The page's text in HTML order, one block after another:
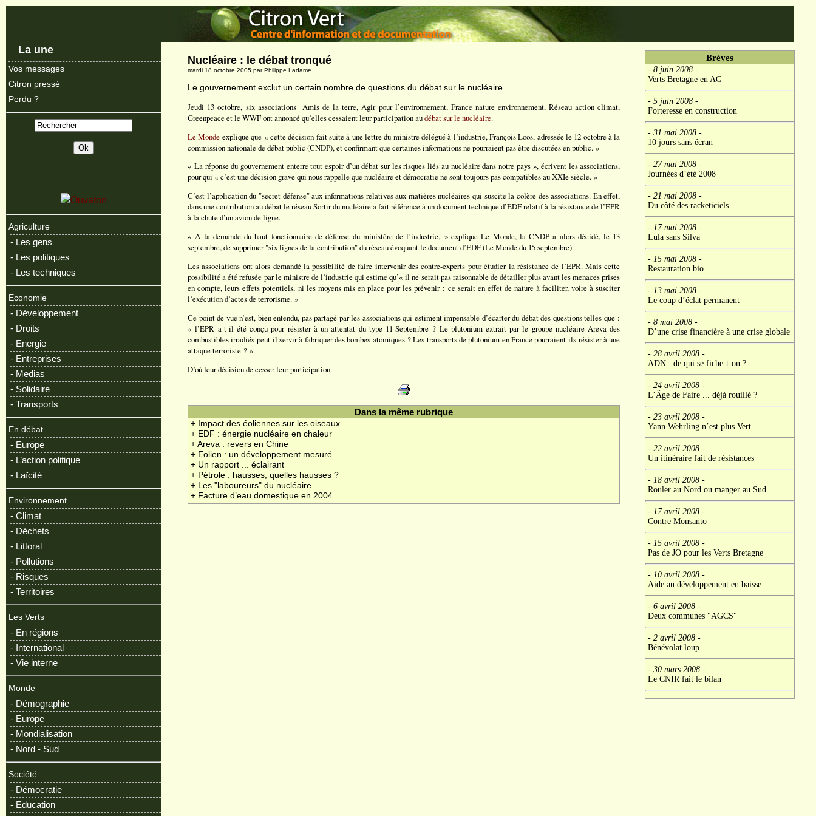
La une
Vos messages
Citron pressé
Perdu ?
Agriculture
- Les gens
- Les politiques
- Les techniques
Economie
- Développement
- Droits
- Energie
- Entreprises
- Medias
- Solidaire
- Transports
En débat
- Europe
- L’action politique
- Laïcité
Environnement
- Climat
- Déchets
- Littoral
- Pollutions
- Risques
- Territoires
Les Verts
- En régions
- International
- Vie interne
Monde
- Démographie
- Europe
- Mondialisation
- Nord - Sud
Société
- Démocratie
- Education
Nucléaire : le débat tronqué
mardi 18 octobre 2005.par Philippe Ladame
Le gouvernement exclut un certain nombre de questions du débat sur le nucléaire.
Jeudi 13 octobre, six associations ­ Amis de la terre, Agir pour l’environnement, France nature environnement, Réseau action climat,
Greenpeace et le WWF­ ont annoncé qu’elles cessaient leur participation audébat sur le nucléaire.
Le Monde explique que « cette décision fait suite à une lettre du ministre délégué à l’industrie, François Loos, adressée le 12 octobre à la
commission nationale de débat public (CNDP), et confirmant que certaines informations ne pourraient pas être discutées en public. »
« La réponse du gouvernement enterre tout espoir d’un débat sur les risques liés au nucléaire dans notre pays », écrivent les associations,
pour qui « c’est une décision grave qui nous rappelle que nucléaire et démocratie ne sont toujours pas compatibles au XXIe siècle. »
C’est l’application du "secret défense" aux informations relatives aux matières nucléaires qui suscite la colère des associations. En effet,
dans une contribution au débat le réseau Sortir du nucléaire a fait référence à un document technique d’EDF relatif à la résistance de l’EPR
à la chute d’un avion de ligne.
« A la demande du haut fonctionnaire de défense du ministère de l’industrie, » explique Le Monde, la CNDP a alors décidé, le 13
septembre, de supprimer "six lignes de la contribution" du réseau évoquant le document d’EDF (Le Monde du 15 septembre).
Les associations ont alors demandé la possibilité de faire intervenir des contre-experts pour étudier la résistance de l’EPR. Mais cette
possibilité a été refusée par le ministre de l’industrie qui estime qu’« il ne serait pas raisonnable de détailler plus avant les menaces prises
en compte, leurs effets potentiels, ni les moyens mis en place pour les prévenir : ce serait en effet de nature à faciliter, voire à susciter
l’exécution d’actes de terrorisme. »
Ce point de vue n’est, bien entendu, pas partagé par les associations qui estiment impensable d’écarter du débat des questions telles que :
« l’EPR a-t-il été conçu pour résister à un attentat du type 11-Septembre ? Le plutonium extrait par le groupe nucléaire Areva des
combustibles irradiés peut-il servir à fabriquer des bombes atomiques ? Les transports de plutonium en France pourraient-ils résister à une
attaque terroriste ? ».
D’où leur décision de cesser leur participation.
Dans la même rubrique
+ Impact des éoliennes sur les oiseaux
+ EDF : énergie nucléaire en chaleur
+ Areva : revers en Chine
+ Eolien : un développement mesuré
+ Un rapport ... éclairant
+ Pétrole : hausses, quelles hausses ?
+ Les "laboureurs" du nucléaire
+ Facture d’eau domestique en 2004
Brèves
- 8 juin 2008-
Verts Bretagne en AG
- 5 juin 2008-
Forteresse en construction
- 31 mai 2008-
10 jours sans écran
- 27 mai 2008-
Journées d’été 2008
- 21 mai 2008-
Du côté des racketiciels
- 17 mai 2008-
Lula sans Silva
- 15 mai 2008-
Restauration bio
- 13 mai 2008-
Le coup d’éclat permanent
- 8 mai 2008-
D’une crise financière à une crise globale
- 28 avril 2008-
ADN : de qui se fiche-t-on ?
- 24 avril 2008-
L’Âge de Faire ... déjà rouillé ?
- 23 avril 2008-
Yann Wehrling n’est plus Vert
- 22 avril 2008-
Un itinéraire fait de résistances
- 18 avril 2008-
Rouler au Nord ou manger au Sud
- 17 avril 2008-
Contre Monsanto
- 15 avril 2008-
Pas de JO pour les Verts Bretagne
- 10 avril 2008-
Aide au développement en baisse
- 6 avril 2008-
Deux communes "AGCS"
- 2 avril 2008-
Bénévolat loup
- 30 mars 2008-
Le CNIR fait le bilan